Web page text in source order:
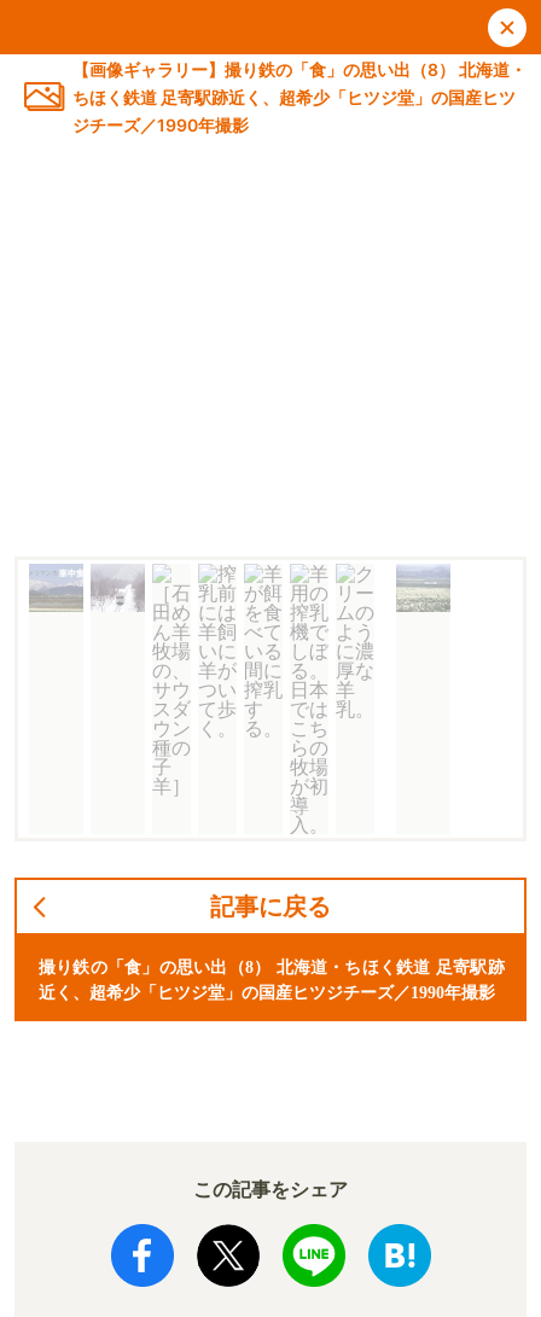
【画像ギャラリー】撮り鉄の「食」の思い出（8） 北海道・
ちほく鉄道 足寄駅跡近く、超希少「ヒツジ堂」の国産ヒツ
ジチーズ／1990年撮影
記事に戻る
撮り鉄の「食」の思い出（8） 北海道・ちほく鉄道 足寄駅跡
近く、超希少「ヒツジ堂」の国産ヒツジチーズ／1990年撮影
この記事をシェア